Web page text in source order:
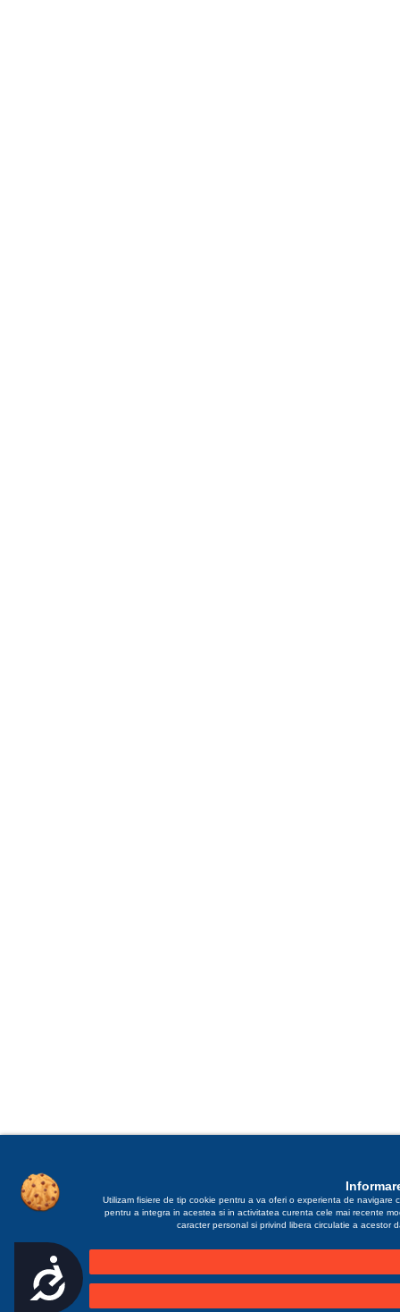
Accesibilitate
Utilizam fisiere de tip cookie pentru a va oferi o experienta de navigare
pentru a integra in acestea si in activitatea curenta cele mai recente
caracter personal si privind libera circulatie a acestor